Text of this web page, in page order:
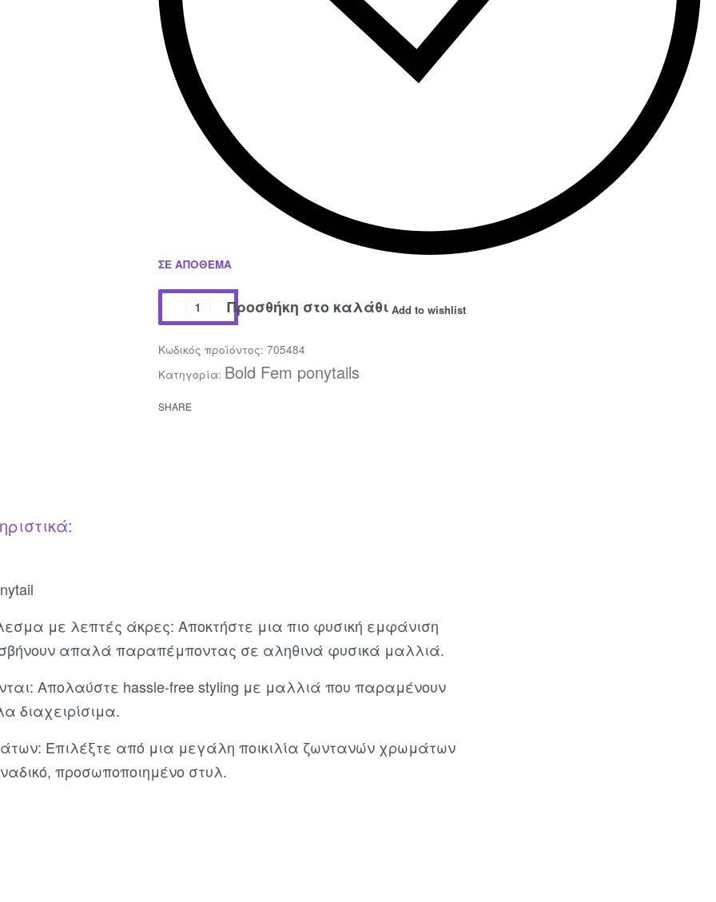
ΣΕ ΑΠΌΘΕΜΑ
Προσθήκη στο καλάθι Add to wishlist
705484
Κατηγορία: Bold Fem ponytails
SHARE
με λεπτές άκρες: Αποκτήστε μια πιο φυσική εμφάνιση
απαλά παραπέμποντας σε αληθινά φυσικά μαλλιά.
Απολαύστε hassle-free styling με μαλλιά που παραμένουν
διαχειρίσιμα.
Επιλέξτε από μια μεγάλη ποικιλία ζωντανών χρωμάτων
προσωποποιημένο στυλ.